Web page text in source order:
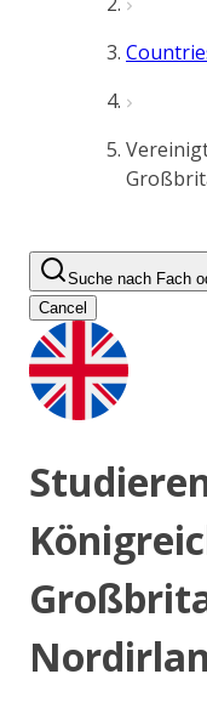
Suche nach Fach
Cancel